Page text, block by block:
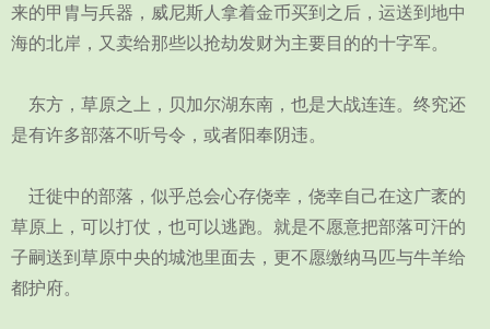
来的甲胄与兵器，威尼斯人拿着金币买到之后，运送到地中
海的北岸，又卖给那些以抢劫发财为主要目的的十字军。
东方，草原之上，贝加尔湖东南，也是大战连连。终究还
是有许多部落不听号令，或者阳奉阴违。
迁徙中的部落，似乎总会心存侥幸，侥幸自己在这广袤的
草原上，可以打仗，也可以逃跑。就是不愿意把部落可汗的
子嗣送到草原中央的城池里面去，更不愿缴纳马匹与牛羊给
都护府。